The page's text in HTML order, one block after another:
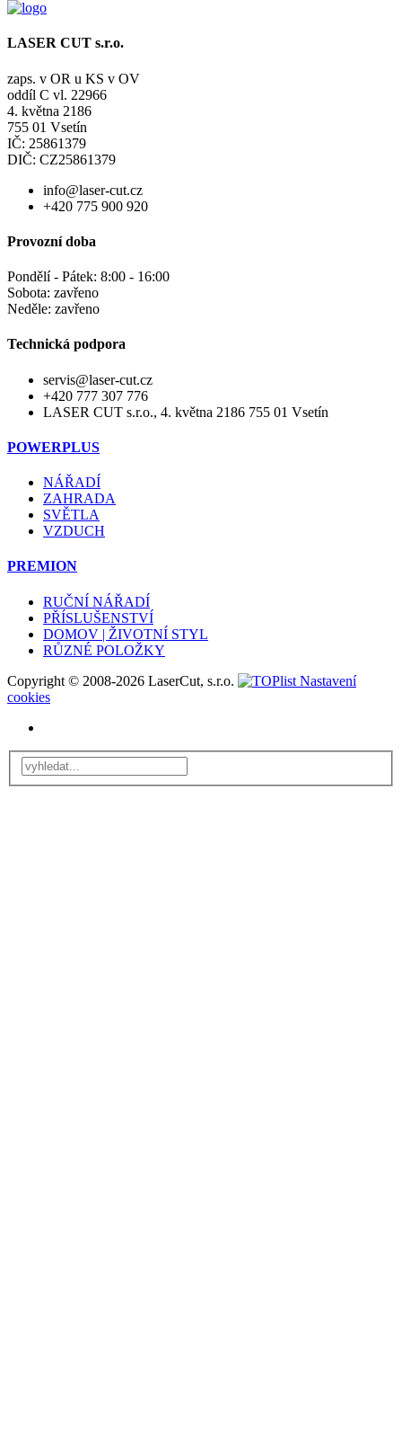
LASER CUT s.r.o.
zaps. v OR u KS v OV
oddíl C vl. 22966
4. května 2186
755 01 Vsetín
IČ: 25861379
DIČ: CZ25861379
info@laser-cut.cz
+420 775 900 920
Provozní doba
Pondělí - Pátek: 8:00 - 16:00
Sobota: zavřeno
Neděle: zavřeno
Technická podpora
servis@laser-cut.cz
+420 777 307 776
LASER CUT s.r.o., 4. května 2186 755 01 Vsetín
POWERPLUS
NÁŘADÍ
ZAHRADA
SVĚTLA
VZDUCH
PREMION
RUČNÍ NÁŘADÍ
PŘÍSLUŠENSTVÍ
DOMOV | ŽIVOTNÍ STYL
RŮZNÉ POLOŽKY
Copyright © 2008-2026 LaserCut, s.r.o.
Nastavení
cookies